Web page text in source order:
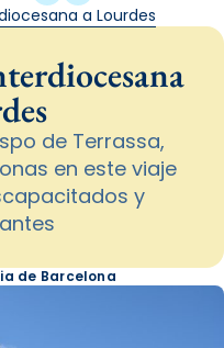
a Lourdes
de Terrassa,
en este viaje
y
de Barcelona